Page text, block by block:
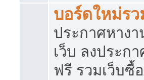
บอร์ดใหม่ร
ประกาศหาง
เว็บ ลงประก
ฟรี รวมเว็บซื้